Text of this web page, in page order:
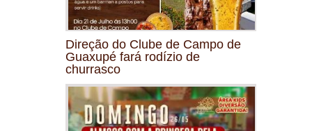
Direção do Clube de Campo de
Guaxupé fará rodízio de
churrasco